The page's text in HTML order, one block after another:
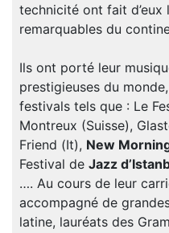
technicité ont fait d’eux
remarquables du
Ils ont porté leur
prestigieuses du
festivals tels que : Le
Montreux (Suisse),
Friend (It), New
Festival de Jazz
…. Au cours de leur
accompagné de
latine, lauréats des